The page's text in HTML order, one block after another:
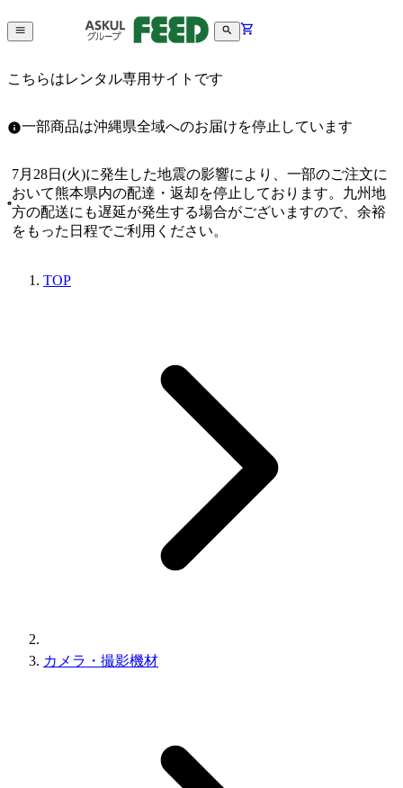
こちらはレンタル専用サイトです
一部商品は沖縄県全域へのお届けを停止しています
7月28日(火)に発生した地震の影響により、一部のご注文に
おいて熊本県内の配達・返却を停止しております。九州地
方の配送にも遅延が発生する場合がございますので、余裕
をもった日程でご利用ください。
TOP
カメラ・撮影機材